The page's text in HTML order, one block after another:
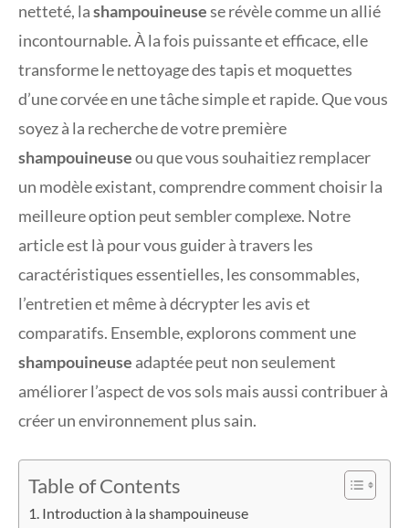
netteté, lashampouineusese révèle comme un allié
incontournable. À la fois puissante et efficace, elle
transforme le nettoyage des tapis et moquettes
d’une corvée en une tâche simple et rapide. Que vous
soyez à la recherche de votre première
shampouineuseou que vous souhaitiez remplacer
un modèle existant, comprendre comment choisir la
meilleure option peut sembler complexe. Notre
article est là pour vous guider à travers les
caractéristiques essentielles, les consommables,
l’entretien et même à décrypter les avis et
comparatifs. Ensemble, explorons comment une
shampouineuse adaptée peut non seulement
améliorer l’aspect de vos sols mais aussi contribuer à
créer un environnement plus sain.
Table of Contents
Introduction à la shampouineuse